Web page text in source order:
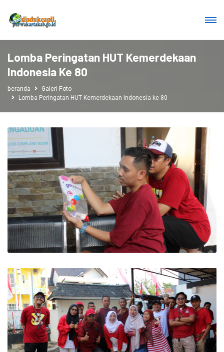
Lomba Peringatan HUT Kemerdekaan
Indonesia Ke 80
beranda
Galeri Foto
Lomba Peringatan HUT Kemerdekaan Indonesia ke 80